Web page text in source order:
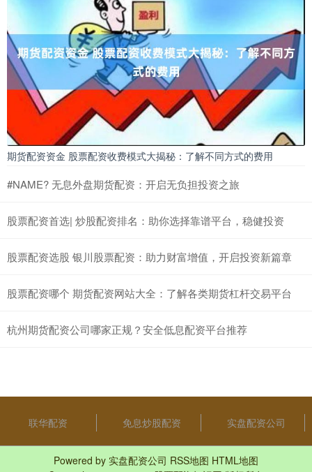
期货配资资金 股票配资收费模式大揭秘：了解不同方式的费用
#NAME? 无息外盘期货配资：开启无负担投资之旅
股票配资首选| 炒股配资排名：助你选择靠谱平台，稳健投资
股票配资选股 银川股票配资：助力财富增值，开启投资新篇章
股票配资哪个 期货配资网站大全：了解各类期货杠杆交易平台
杭州期货配资公司哪家正规？安全低息配资平台推荐
联华配资 免息炒股配资 实盘配资公司
Powered by 实盘配资公司 RSS地图 HTML地图